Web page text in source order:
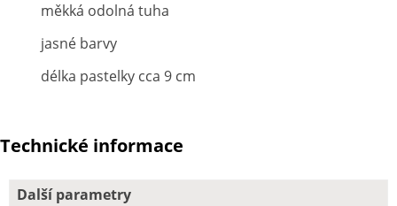
měkká odolná tuha
jasné barvy
délka pastelky cca 9 cm
Technické informace
Další parametry